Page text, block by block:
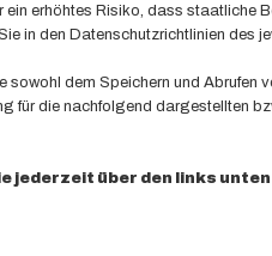
einfach bei uns – wir freuen
Fragen bitte melden bei:
erhöhtes Risiko, dass staatliche
in den Datenschutzrichtlinien des
sowohl dem Speichern und Abrufen
für die nachfolgend dargestellten
jederzeit über den links